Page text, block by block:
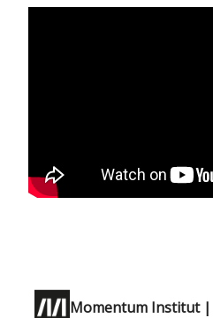
Momentum Institut |